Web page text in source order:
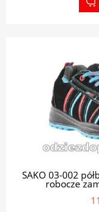
SAKO 03-002
robocze